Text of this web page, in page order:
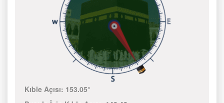
Kıble Açısı: 153.05°